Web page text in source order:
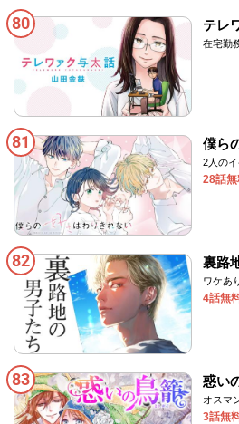
80 テレ
在宅勤
81 僕ら
2人の
28話無
82 裏路
ワケあ
4話無
83 惑い
オスマ
3話無